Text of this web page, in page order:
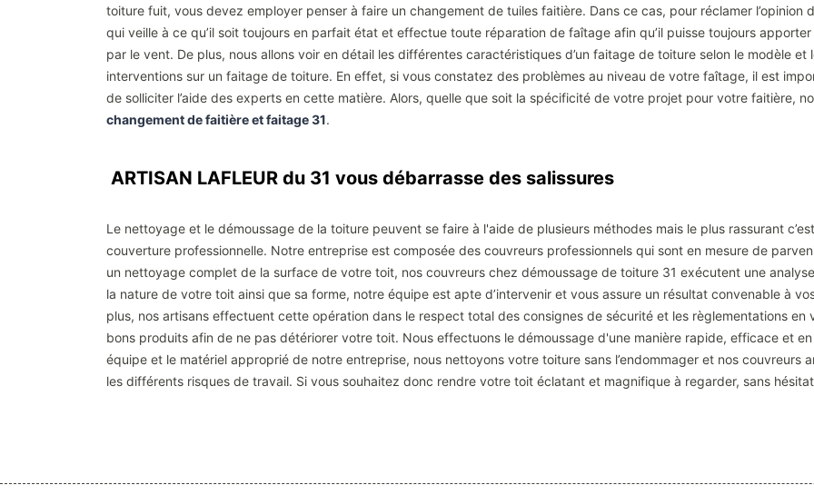
toiture fuit, vous devez employer penser à faire un changement de tuiles faitière. Dans ce cas, pour réclamer
qui veille à ce qu’il soit toujours en parfait état et effectue toute réparation de faîtage afin qu’il puisse toujours
par le vent. De plus, nous allons voir en détail les différentes caractéristiques d’un faitage de toiture selon le modèle
interventions sur un faitage de toiture. En effet, si vous constatez des problèmes au niveau de votre faîtage, il est
de solliciter l’aide des experts en cette matière. Alors, quelle que soit la spécificité de votre projet pour votre faitière,
changement de faitière et faitage 31.
ARTISAN LAFLEUR du 31 vous débarrasse des salissures
Le nettoyage et le démoussage de la toiture peuvent se faire à l'aide de plusieurs méthodes mais le plus rassurant
couverture professionnelle. Notre entreprise est composée des couvreurs professionnels qui sont en mesure de
un nettoyage complet de la surface de votre toit, nos couvreurs chez démoussage de toiture 31 exécutent une
la nature de votre toit ainsi que sa forme, notre équipe est apte d’intervenir et vous assure un résultat convenable à
plus, nos artisans effectuent cette opération dans le respect total des consignes de sécurité et les règlementations en
bons produits afin de ne pas détériorer votre toit. Nous effectuons le démoussage d'une manière rapide, efficace et
équipe et le matériel approprié de notre entreprise, nous nettoyons votre toiture sans l’endommager et nos couvreurs
les différents risques de travail. Si vous souhaitez donc rendre votre toit éclatant et magnifique à regarder, sans